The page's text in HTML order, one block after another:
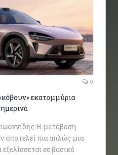
0
εκατομμύρια
Η μετάβαση
αποτελεί πια απλώς μια
σε βασικό